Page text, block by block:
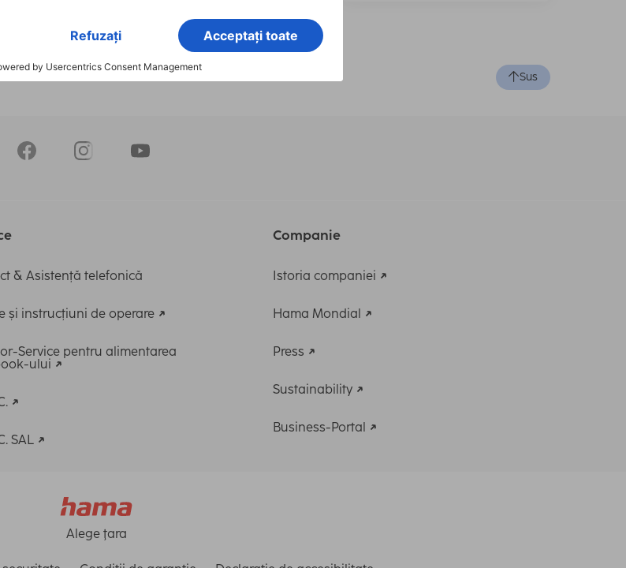
Sus
& Asistență telefonică
și instrucțiuni de operare
Service pentru alimentarea
ului
SAL
Companie
Istoria companiei
Hama Mondial
Press
Sustainability
Business-Portal
Alege ţara